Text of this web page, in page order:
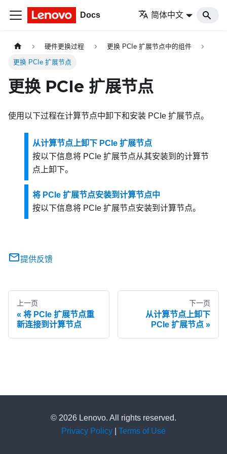
Docs 简体中文
硬件更换过程 更换 PCIe 扩展节点中的组件
更换 PCIe 扩展节点
更换 PCIe 扩展节点
使用以下过程在计算节点中卸下和安装 PCIe 扩展节点。
从计算节点上卸下 PCIe 扩展节点
按以下信息将 PCIe 扩展节点从其安装到的计算节
点上卸下。
将 PCIe 扩展节点安装到计算节点中
按以下信息将 PCIe 扩展节点安装到计算节点。
提供反馈
上一页
将 PCIe 扩展节点重
新连接到计算节点
下一页
从计算节点上卸下
PCIe 扩展节点
© 2026 Lenovo. All rights reserved.
Privacy Policy
Terms of Use